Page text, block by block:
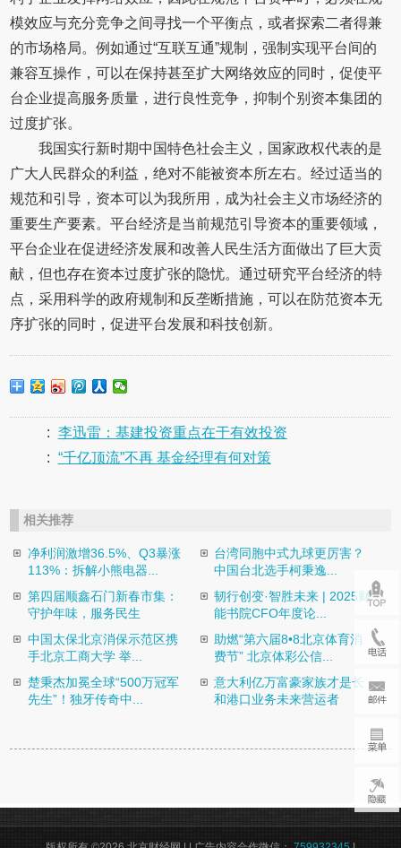
模效应与充分竞争之间寻找一个平衡点，或者探索二者得兼
的市场格局。例如通过“互联互通”规制，强制实现平台间的
兼容互操作，可以在保持甚至扩大网络效应的同时，促使平
台企业提高服务质量，进行良性竞争，抑制个别资本集团的
过度扩张。
我国实行新时期中国特色社会主义，国家政权代表的是
广大人民群众的利益，绝对不能被资本所左右。经过适当的
规范和引导，资本可以为我所用，成为社会主义市场经济的
重要生产要素。平台经济是当前规范引导资本的重要领域，
平台企业在促进经济发展和改善人民生活方面做出了巨大贡
献，但也存在资本过度扩张的隐忧。通过研究平台经济的特
点，采用科学的政府规制和反垄断措施，可以在防范资本无
序扩张的同时，促进平台发展和科技创新。
: 李迅雷：基建投资重点在于有效投资
: “千亿顶流”不再 基金经理有何对策
相关推荐
净利润激增36.5%、Q3暴涨
113%：拆解小熊电器...
台湾同胞中式九球更厉害？
中国台北选手柯秉逸...
第四届顺鑫石门新春市集：
守护年味，服务民生
韧行创变·智胜未来 | 2025财
能书院CFO年度论...
中国太保北京消保示范区携
手北京工商大学 举...
助燃“第六届8•8北京体育消
费节” 北京体彩公信...
楚秉杰加冕全球“500万冠军
先生”！独牙传奇中...
意大利亿万富豪家族才是长
和港口业务未来营运者